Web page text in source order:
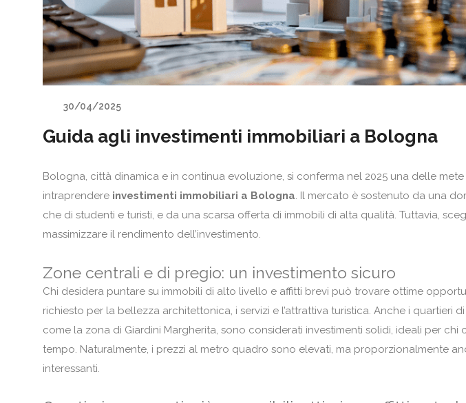
30/04/2025
Guida agli investimenti immobiliari a Bologna
Bologna, città dinamica e in continua evoluzione, si conferma nel 2025 una delle
intraprendere investimenti immobiliari a Bologna. Il mercato è sostenuto da una
che di studenti e turisti, e da una scarsa offerta di immobili di alta qualità. Tuttavia,
massimizzare il rendimento dell’investimento.
Zone centrali e di pregio: un investimento sicuro
Chi desidera puntare su immobili di alto livello e affitti brevi può trovare ottime
richiesto per la bellezza architettonica, i servizi e l’attrattiva turistica. Anche i quartieri di
come la zona di Giardini Margherita, sono considerati investimenti solidi, ideali per
tempo. Naturalmente, i prezzi al metro quadro sono elevati, ma proporzionalmente
interessanti.